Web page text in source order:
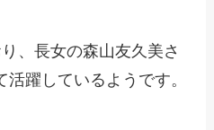
、長女の森山友久美さ
躍しているようです。